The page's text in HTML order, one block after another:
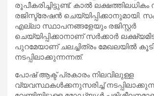
രൂപീകരിച്ചിട്ടുണ്ട്. കാല്‍
രജിസ്ട്രേഷന്‍ ചെയ്യിപ്പിക്കാനുമായി.
എല്ലാ സ്ഥാപനങ്ങളേയും രജിസ്റ്റര്‍
ചെയ്യിപ്പിക്കാനാണ് സര്‍ക്കാര്‍
പുറമേയാണ് ചലച്ചിത്രം മേഖലയില്‍
നടപ്പിലാക്കുന്നന്നത്.
പോഷ് ആക്ട് പ്രകാരം നിലവിലുള്ള
വ്യവസ്ഥകള്‍ക്കനുസരിച്ച്